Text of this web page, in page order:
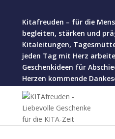
Kitafreuden – für die
begleiten, stärken und
Kitaleitungen,
jeden Tag mit Herz
Geschenkideen für
Herzen kommende